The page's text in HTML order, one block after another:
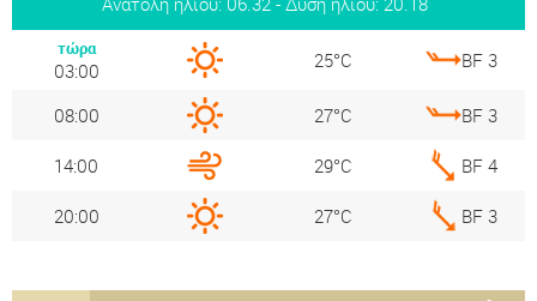
τώρα
03:00 25°C BF 3
08:00 27°C BF 3
14:00 29°C BF 4
20:00 27°C BF 3